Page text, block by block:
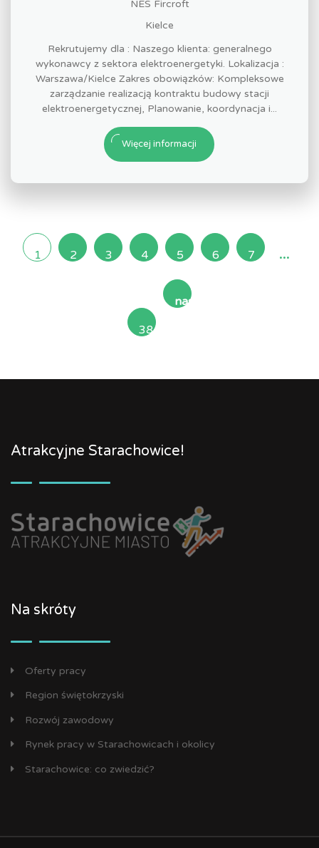
NES Fircroft
Kielce
Rekrutujemy dla : Naszego klienta: generalnego
wykonawcy z sektora elektroenergetyki. Lokalizacja :
Warszawa/Kielce Zakres obowiązków: Kompleksowe
zarządzanie realizacją kontraktu budowy stacji
elektroenergetycznej, Planowanie, koordynacja i...
Więcej informacji
1 2 3 4 5 6 7 ...
38
następna
Atrakcyjne Starachowice!
Na skróty
Oferty pracy
Region świętokrzyski
Rozwój zawodowy
Rynek pracy w Starachowicach i okolicy
Starachowice: co zwiedzić?